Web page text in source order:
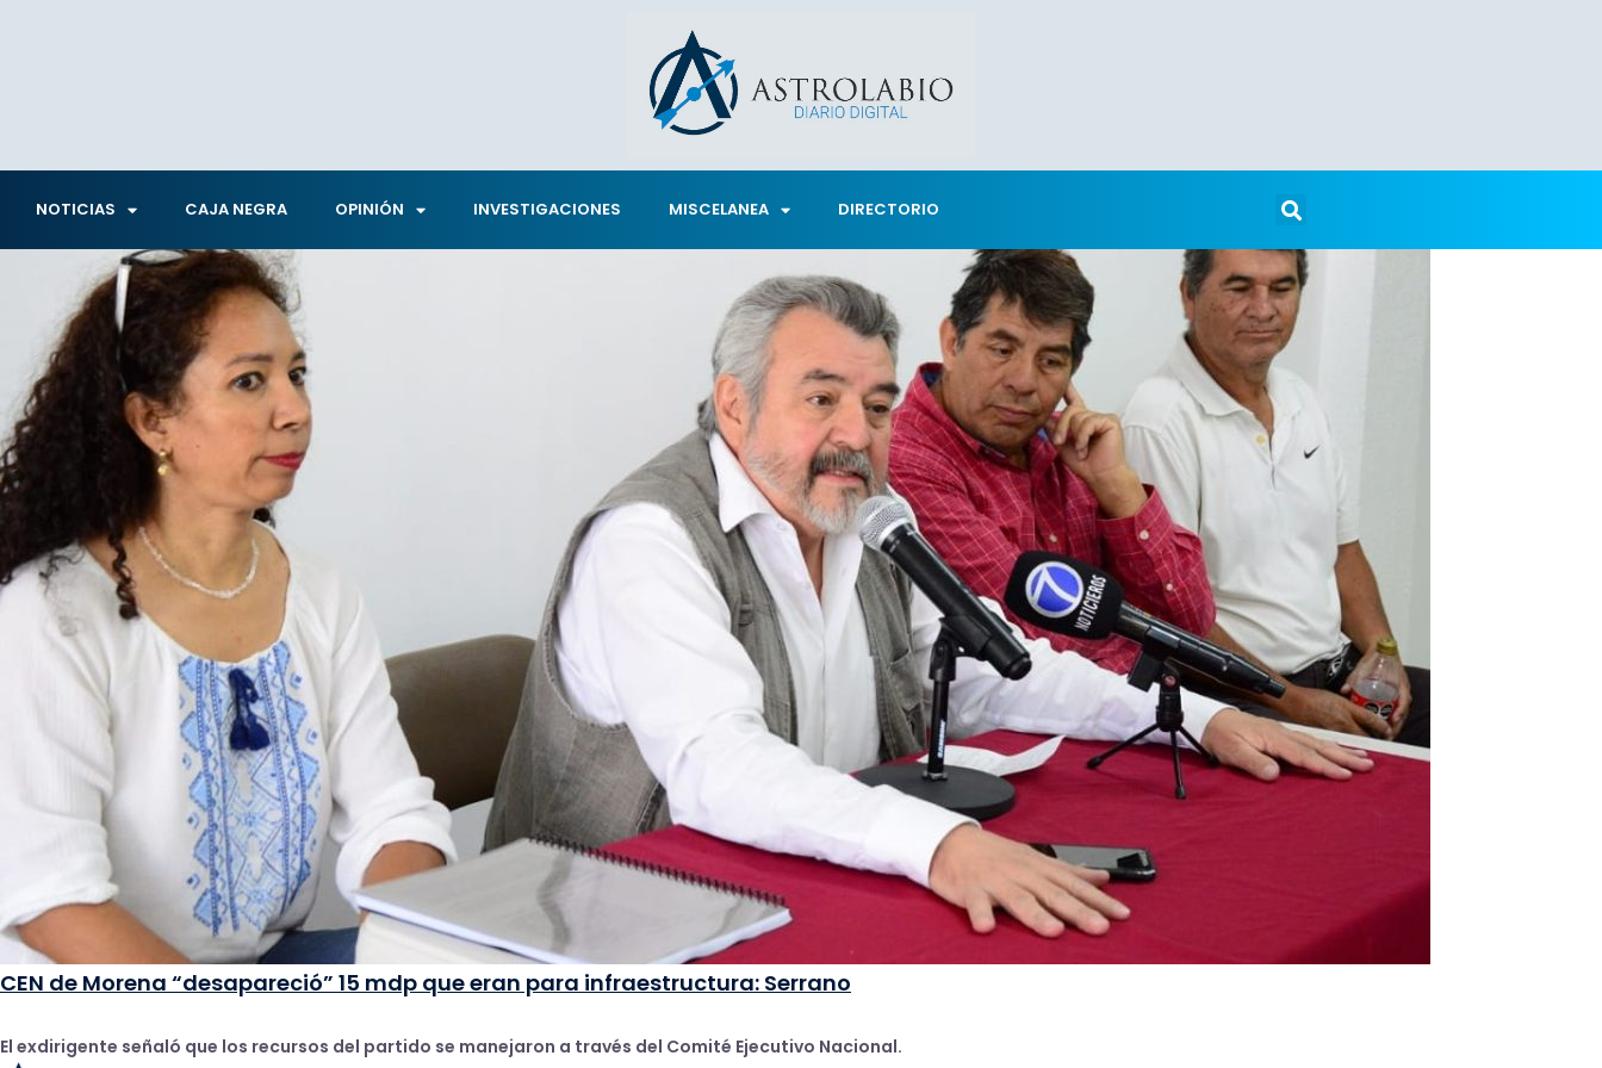
NOTICIAS CAJA NEGRA OPINIÓN INVESTIGACIONES MISCELANEA DIRECTORIO
CEN de Morena “desapareció” 15 mdp que eran para infraestructura: Serrano
El exdirigente señaló que los recursos del partido se manejaron a través del Comité Ejecutivo Nacional.